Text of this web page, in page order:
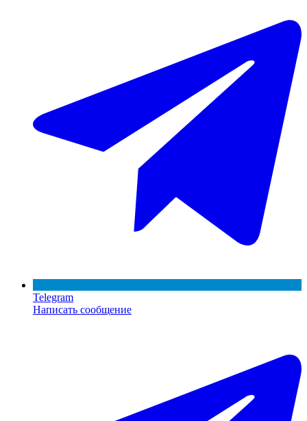
Telegram
Написать сообщение